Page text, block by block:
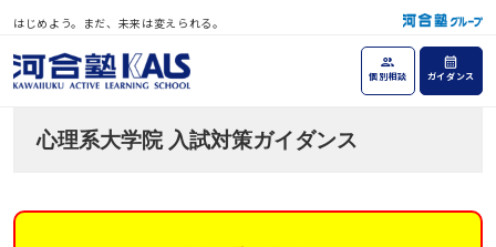
はじめよう。まだ、未来は変えられる。
個別相談 ガイダンス
心理系大学院 入試対策ガイダンス